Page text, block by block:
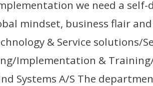
we need a
mindset, business flair
& Service solutions/
Implementation &
Systems A/S The